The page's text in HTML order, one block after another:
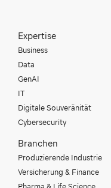
Expertise
Business
Data
GenAI
IT
Digitale Souveränität
Cybersecurity
Branchen
Produzierende Industrie
Versicherung & Finance